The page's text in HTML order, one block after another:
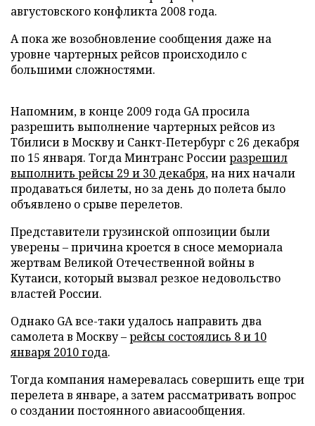
августовского конфликта 2008 года.
А пока же возобновление сообщения даже на
уровне чартерных рейсов происходило с
большими сложностями.
Напомним, в конце 2009 года GA просила
разрешить выполнение чартерных рейсов из
Тбилиси в Москву и Санкт-Петербург с 26 декабря
по 15 января. Тогда Минтранс Россииразрешил
выполнить рейсы 29 и 30 декабря, на них начали
продаваться билеты, но за день до полета было
объявлено о срыве перелетов.
Представители грузинской оппозиции были
уверены – причина кроется в сносе мемориала
жертвам Великой Отечественной войны в
Кутаиси, который вызвал резкое недовольство
властей России.
Однако GA все-таки удалось направить два
самолета в Москву –рейсы состоялись 8 и 10
января 2010 года.
Тогда компания намеревалась совершить еще три
перелета в январе, а затем рассматривать вопрос
о создании постоянного авиасообщения.